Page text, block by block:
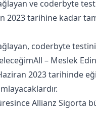
ve coderbyte
2023 tarihine kadar
coderbyte
– Meslek
2023 tarihinde
Allianz Sigorta